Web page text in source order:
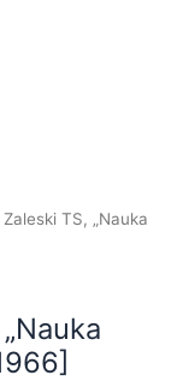
TS, „Nauka